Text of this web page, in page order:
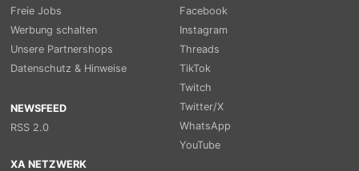
Freie Jobs
Werbung schalten
Unsere Partnershops
Datenschutz & Hinweise
NEWSFEED
RSS 2.0
Facebook
Instagram
Threads
TikTok
Twitch
Twitter/X
WhatsApp
YouTube
XA NETZWERK